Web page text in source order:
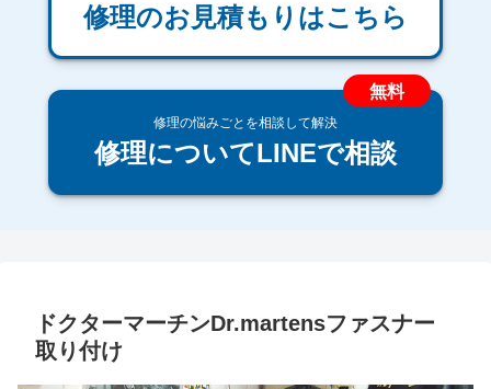
修理のお見積もりはこちら
修理の悩みごとを相談して解決
修理についてLINEで相談
ドクターマーチンDr.martensファスナー
取り付け